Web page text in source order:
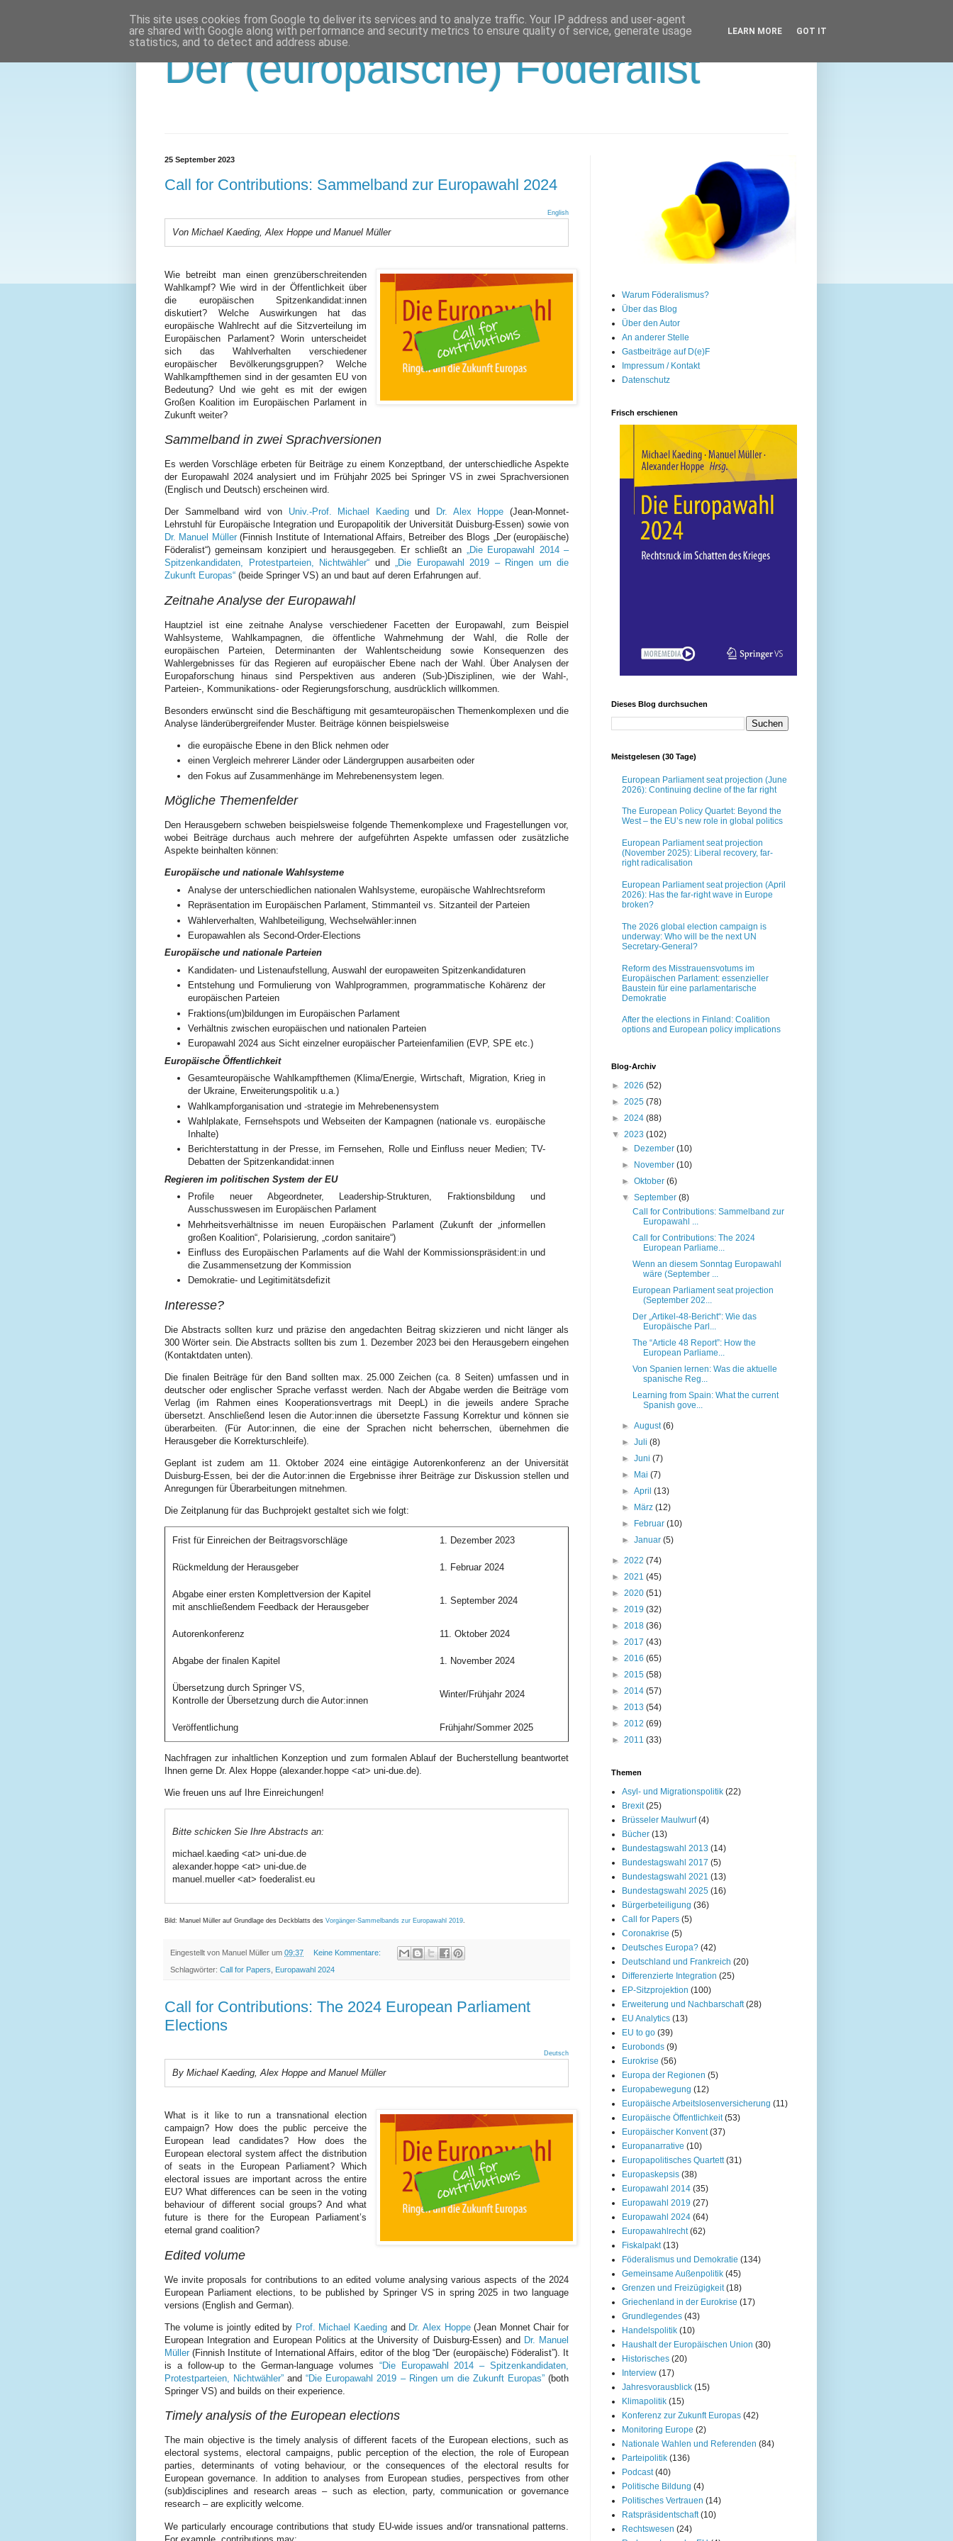
Der (europäische) Föderalist
25 September 2023
Call for Contributions: Sammelband zur Europawahl 2024
English
Von Michael Kaeding, Alex Hoppe und Manuel Müller
Wie betreibt man einen grenzüberschreitenden
Wahlkampf? Wie wird in der Öffentlichkeit über
die europäischen Spitzenkandidat:innen
diskutiert? Welche Auswirkungen hat das
europäische Wahlrecht auf die Sitzverteilung im
Europäischen Parlament? Worin unterscheidet
sich das Wahlverhalten verschiedener
europäischer Bevölkerungsgruppen? Welche
Wahlkampfthemen sind in der gesamten EU von
Bedeutung? Und wie geht es mit der ewigen
Großen Koalition im Europäischen Parlament in
Zukunft weiter?
Sammelband in zwei Sprachversionen
Es werden Vorschläge erbeten für Beiträge zu einem Konzeptband, der unterschiedliche Aspekte
der Europawahl 2024 analysiert und im Frühjahr 2025 bei Springer VS in zwei Sprachversionen
(Englisch und Deutsch) erscheinen wird.
Der Sammelband wird von Univ.-Prof. Michael Kaedingund Dr. Alex Hoppe (Jean-Monnet-
Lehrstuhl für Europäische Integration und Europapolitik der Universität Duisburg-Essen) sowie von
Dr. Manuel Müller(Finnish Institute of International Affairs, Betreiber des Blogs „Der (europäische)
Föderalist“) gemeinsam konzipiert und herausgegeben. Er schließt an „Die Europawahl 2014 –
Spitzenkandidaten, Protestparteien, Nichtwähler“ und „Die Europawahl 2019 – Ringen um die
Zukunft Europas“ (beide Springer VS) an und baut auf deren Erfahrungen auf.
Zeitnahe Analyse der Europawahl
Hauptziel ist eine zeitnahe Analyse verschiedener Facetten der Europawahl, zum Beispiel
Wahlsysteme, Wahlkampagnen, die öffentliche Wahrnehmung der Wahl, die Rolle der
europäischen Parteien, Determinanten der Wahlentscheidung sowie Konsequenzen des
Wahlergebnisses für das Regieren auf europäischer Ebene nach der Wahl. Über Analysen der
Europaforschung hinaus sind Perspektiven aus anderen (Sub-)Disziplinen, wie der Wahl-,
Parteien-, Kommunikations- oder Regierungsforschung, ausdrücklich willkommen.
Besonders erwünscht sind die Beschäftigung mit gesamteuropäischen Themenkomplexen und die
Analyse länderübergreifender Muster. Beiträge können beispielsweise
die europäische Ebene in den Blick nehmen oder
einen Vergleich mehrerer Länder oder Ländergruppen ausarbeiten oder
den Fokus auf Zusammenhänge im Mehrebenensystem legen.
Mögliche Themenfelder
Den Herausgebern schweben beispielsweise folgende Themenkomplexe und Fragestellungen vor,
wobei Beiträge durchaus auch mehrere der aufgeführten Aspekte umfassen oder zusätzliche
Aspekte beinhalten können:
Europäische und nationale Wahlsysteme
Analyse der unterschiedlichen nationalen Wahlsysteme, europäische Wahlrechtsreform
Repräsentation im Europäischen Parlament, Stimmanteil vs. Sitzanteil der Parteien
Wählerverhalten, Wahlbeteiligung, Wechselwähler:innen
Europawahlen als Second-Order-Elections
Europäische und nationale Parteien
Kandidaten- und Listenaufstellung, Auswahl der europaweiten Spitzenkandidaturen
Entstehung und Formulierung von Wahlprogrammen, programmatische Kohärenz der
europäischen Parteien
Fraktions(um)bildungen im Europäischen Parlament
Verhältnis zwischen europäischen und nationalen Parteien
Europawahl 2024 aus Sicht einzelner europäischer Parteienfamilien (EVP, SPE etc.)
Europäische Öffentlichkeit
Gesamteuropäische Wahlkampfthemen (Klima/Energie, Wirtschaft, Migration, Krieg in
der Ukraine, Erweiterungspolitik u.a.)
Wahlkampforganisation und -strategie im Mehrebenensystem
Wahlplakate, Fernsehspots und Webseiten der Kampagnen (nationale vs. europäische
Inhalte)
Berichterstattung in der Presse, im Fernsehen, Rolle und Einfluss neuer Medien; TV-
Debatten der Spitzenkandidat:innen
Regieren im politischen System der EU
Profile neuer Abgeordneter, Leadership-Strukturen, Fraktionsbildung und
Ausschusswesen im Europäischen Parlament
Mehrheitsverhältnisse im neuen Europäischen Parlament (Zukunft der „informellen
großen Koalition“, Polarisierung, „cordon sanitaire“)
Einfluss des Europäischen Parlaments auf die Wahl der Kommissionspräsident:in und
die Zusammensetzung der Kommission
Demokratie- und Legitimitätsdefizit
Interesse?
Die Abstracts sollten kurz und präzise den angedachten Beitrag skizzieren und nicht länger als
300 Wörter sein. Die Abstracts sollten bis zum 1. Dezember 2023 bei den Herausgebern eingehen
(Kontaktdaten unten).
Die finalen Beiträge für den Band sollten max. 25.000 Zeichen (ca. 8 Seiten) umfassen und in
deutscher oder englischer Sprache verfasst werden. Nach der Abgabe werden die Beiträge vom
Verlag (im Rahmen eines Kooperationsvertrags mit DeepL) in die jeweils andere Sprache
übersetzt. Anschließend lesen die Autor:innen die übersetzte Fassung Korrektur und können sie
überarbeiten. (Für Autor:innen, die eine der Sprachen nicht beherrschen, übernehmen die
Herausgeber die Korrekturschleife).
Geplant ist zudem am 11. Oktober 2024 eine eintägige Autorenkonferenz an der Universität
Duisburg-Essen, bei der die Autor:innen die Ergebnisse ihrer Beiträge zur Diskussion stellen und
Anregungen für Überarbeitungen mitnehmen.
Die Zeitplanung für das Buchprojekt gestaltet sich wie folgt:
Frist für Einreichen der Beitragsvorschläge 1. Dezember 2023
Rückmeldung der Herausgeber 1. Februar 2024
Abgabe einer ersten Komplettversion der Kapitel
mit anschließendem Feedback der Herausgeber
1. September 2024
Autorenkonferenz 11. Oktober 2024
Abgabe der finalen Kapitel 1. November 2024
Übersetzung durch Springer VS,
Kontrolle der Übersetzung durch die Autor:innen
Winter/Frühjahr 2024
Veröffentlichung Frühjahr/Sommer 2025
Nachfragen zur inhaltlichen Konzeption und zum formalen Ablauf der Bucherstellung beantwortet
Ihnen gerne Dr. Alex Hoppe (alexander.hoppe <at> uni-due.de).
Wie freuen uns auf Ihre Einreichungen!
Bitte schicken Sie Ihre Abstracts an:
michael.kaeding <at> uni-due.de
alexander.hoppe <at> uni-due.de
manuel.mueller <at> foederalist.eu
Bild: Manuel Müller auf Grundlage des Deckblatts des Vorgänger-Sammelbands zur Europawahl 2019
Eingestellt von Manuel Müller um 09:37 Keine Kommentare:
Schlagwörter: Call for Papers Europawahl 2024
Call for Contributions: The 2024 European Parliament
Elections
Deutsch
By Michael Kaeding, Alex Hoppe and Manuel Müller
What is it like to run a transnational election
campaign? How does the public perceive the
European lead candidates? How does the
European electoral system affect the distribution
of seats in the European Parliament? Which
electoral issues are important across the entire
EU? What differences can be seen in the voting
behaviour of different social groups? And what
future is there for the European Parliament’s
eternal grand coalition?
Edited volume
We invite proposals for contributions to an edited volume analysing various aspects of the 2024
European Parliament elections, to be published by Springer VS in spring 2025 in two language
versions (English and German).
The volume is jointly edited by Prof. Michael Kaeding and Dr. Alex Hoppe(Jean Monnet Chair for
European Integration and European Politics at the University of Duisburg-Essen) and Dr. Manuel
Müller (Finnish Institute of International Affairs, editor of the blog “Der (europäische) Föderalist”). It
is a follow-up to the German-language volumes “Die Europawahl 2014 – Spitzenkandidaten,
Protestparteien, Nichtwähler” and“Die Europawahl 2019 – Ringen um die Zukunft Europas”(both
Springer VS) and builds on their experience.
Timely analysis of the European elections
The main objective is the timely analysis of different facets of the European elections, such as
electoral systems, electoral campaigns, public perception of the election, the role of European
parties, determinants of voting behaviour, or the consequences of the electoral results for
European governance. In addition to analyses from European studies, perspectives from other
(sub)disciplines and research areas – such as election, party, communication or governance
research – are explicitly welcome.
We particularly encourage contributions that study EU-wide issues and/or transnational patterns.
For example, contributions may:
Warum Föderalismus?
Über das Blog
Über den Autor
An anderer Stelle
Gastbeiträge auf D(e)F
Impressum / Kontakt
Datenschutz
Frisch erschienen
Dieses Blog durchsuchen
Meistgelesen (30 Tage)
European Parliament seat projection (June
2026): Continuing decline of the far right
The European Policy Quartet: Beyond the
West – the EU’s new role in global politics
European Parliament seat projection
(November 2025): Liberal recovery, far-
right radicalisation
European Parliament seat projection (April
2026): Has the far-right wave in Europe
broken?
The 2026 global election campaign is
underway: Who will be the next UN
Secretary-General?
Reform des Misstrauensvotums im
Europäischen Parlament: essenzieller
Baustein für eine parlamentarische
Demokratie
After the elections in Finland: Coalition
options and European policy implications
Blog-Archiv
► 2026 (52)
► 2025 (78)
► 2024 (88)
▼ 2023 (102)
► Dezember(10)
► November(10)
►Oktober(6)
▼September(8)
Call for Contributions: Sammelband zur
Europawahl ...
Call for Contributions: The 2024
European Parliame...
Wenn an diesem Sonntag Europawahl
wäre (September ...
European Parliament seat projection
(September 202...
Der „Artikel-48-Bericht“: Wie das
Europäische Parl...
The “Article 48 Report”: How the
European Parliame...
Von Spanien lernen: Was die aktuelle
spanische Reg...
Learning from Spain: What the current
Spanish gove...
►August(6)
►Juli(8)
►Juni(7)
► Mai(7)
►April(13)
► März(12)
► Februar(10)
►Januar(5)
► 2022 (74)
► 2021 (45)
► 2020 (51)
► 2019 (32)
► 2018 (36)
► 2017 (43)
► 2016 (65)
► 2015 (58)
► 2014 (57)
► 2013 (54)
► 2012 (69)
► 2011 (33)
Themen
Asyl- und Migrationspolitik (22)
Brexit (25)
Brüsseler Maulwurf (4)
Bücher (13)
Bundestagswahl 2013 (14)
Bundestagswahl 2017 (5)
Bundestagswahl 2021 (13)
Bundestagswahl 2025 (16)
Bürgerbeteiligung (36)
Call for Papers (5)
Coronakrise (5)
Deutsches Europa? (42)
Deutschland und Frankreich (20)
Differenzierte Integration (25)
EP-Sitzprojektion (100)
Erweiterung und Nachbarschaft (28)
EU Analytics (13)
EU to go (39)
Eurobonds (9)
Eurokrise (56)
Europa der Regionen (5)
Europabewegung (12)
Europäische Arbeitslosenversicherung (11)
Europäische Öffentlichkeit (53)
Europäischer Konvent (37)
Europanarrative (10)
Europapolitisches Quartett (31)
Europaskepsis (38)
Europawahl 2014 (35)
Europawahl 2019 (27)
Europawahl 2024 (64)
Europawahlrecht (62)
Fiskalpakt (13)
Föderalismus und Demokratie (134)
Gemeinsame Außenpolitik (45)
Grenzen und Freizügigkeit (18)
Griechenland in der Eurokrise (17)
Grundlegendes (43)
Handelspolitik (10)
Haushalt der Europäischen Union (30)
Historisches (20)
Interview (17)
Jahresvorausblick (15)
Klimapolitik (15)
Konferenz zur Zukunft Europas (42)
Monitoring Europe (2)
Nationale Wahlen und Referenden (84)
Parteipolitik (136)
Podcast (40)
Politische Bildung (4)
Politisches Vertrauen (14)
Ratspräsidentschaft (10)
Rechtswesen (24)
This site uses cookies from Google to deliver its services and to analyze traffic. Your IP address and user-agent
are shared with Google along with performance and security metrics to ensure quality of service, generate usage
statistics, and to detect and address abuse.
LEARN MORE GOT IT